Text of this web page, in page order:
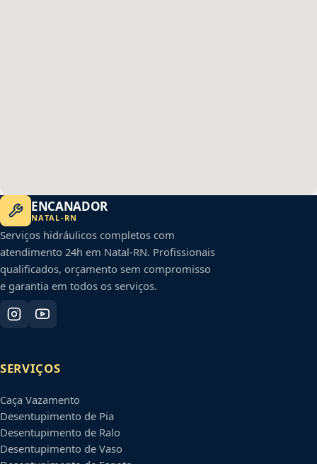
ENCANADOR
NATAL-RN
Serviços hidráulicos completos com
atendimento 24h em Natal-RN. Profissionais
qualificados, orçamento sem compromisso
e garantia em todos os serviços.
SERVIÇOS
Caça Vazamento
Desentupimento de Pia
Desentupimento de Ralo
Desentupimento de Vaso